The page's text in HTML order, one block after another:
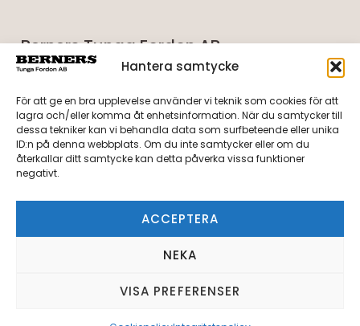
Hantera samtycke
För att ge en bra upplevelse använder vi teknik som cookies för att
lagra och/eller komma åt enhetsinformation. När du samtycker till
dessa tekniker kan vi behandla data som surfbeteende eller unika
ID:n på denna webbplats. Om du inte samtycker eller om du
återkallar ditt samtycke kan detta påverka vissa funktioner
negativt.
ACCEPTERA
NEKA
VISA PREFERENSER
Berners Tunga Fordon AB
Umevägen 5
Tel:0950-40 27 10
Verkstad:0950-40 27 20
Journr:042-100 100
Cookiepolicy